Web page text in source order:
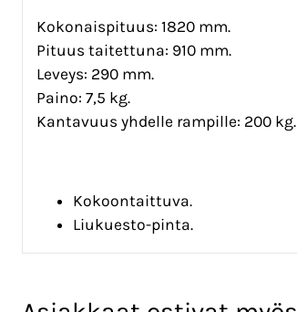
Kokonaispituus: 1820 mm.
Pituus taitettuna: 910 mm.
Leveys: 290 mm.
Paino: 7,5 kg.
Kantavuus yhdelle rampille: 200 kg.
Kokoontaittuva.
Liukuesto-pinta.